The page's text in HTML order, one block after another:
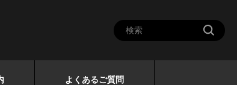
よくあるご質問